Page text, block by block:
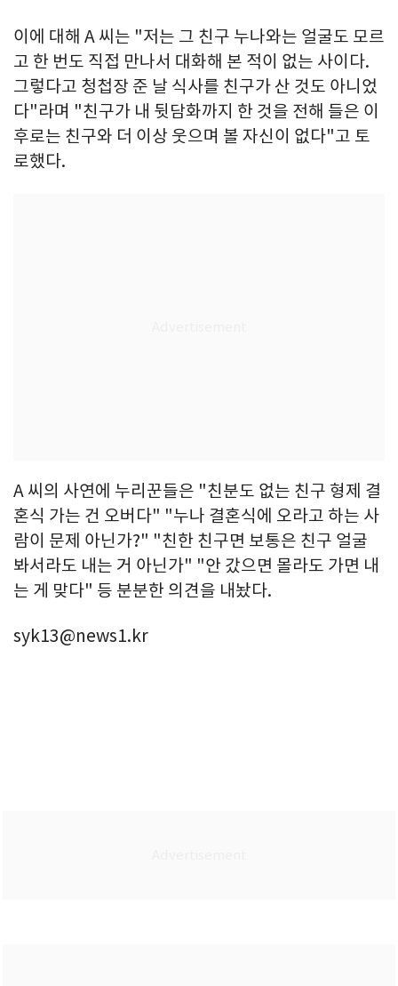
이에 대해 A 씨는 "저는 그 친구 누나와는 얼굴도 모르
고 한 번도 직접 만나서 대화해 본 적이 없는 사이다.
그렇다고 청첩장 준 날 식사를 친구가 산 것도 아니었
다"라며 "친구가 내 뒷담화까지 한 것을 전해 들은 이
후로는 친구와 더 이상 웃으며 볼 자신이 없다"고 토
로했다.
A 씨의 사연에 누리꾼들은 "친분도 없는 친구 형제 결
혼식 가는 건 오버다" "누나 결혼식에 오라고 하는 사
람이 문제 아닌가?" "친한 친구면 보통은 친구 얼굴
봐서라도 내는 거 아닌가" "안 갔으면 몰라도 가면 내
는 게 맞다" 등 분분한 의견을 내놨다.
syk13@news1.kr